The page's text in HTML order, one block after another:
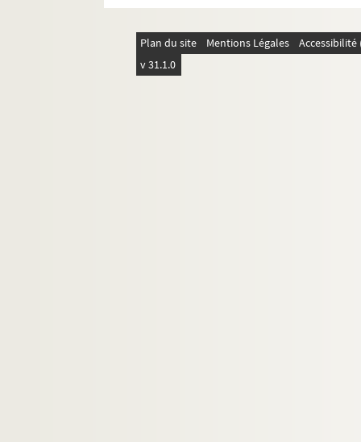
Plan du site Mentions Légales
v 31.1.0